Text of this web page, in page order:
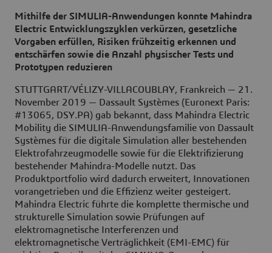
Mithilfe der SIMULIA-Anwendungen konnte Mahindra
Electric Entwicklungszyklen verkürzen, gesetzliche
Vorgaben erfüllen, Risiken frühzeitig erkennen und
entschärfen sowie die Anzahl physischer Tests und
Prototypen reduzieren
STUTTGART/VÉLIZY-VILLACOUBLAY, Frankreich — 21.
November 2019 — Dassault Systèmes (Euronext Paris:
#13065, DSY.PA) gab bekannt, dass Mahindra Electric
Mobility die SIMULIA-Anwendungsfamilie von Dassault
Systèmes für die digitale Simulation aller bestehenden
Elektrofahrzeugmodelle sowie für die Elektrifizierung
bestehender Mahindra-Modelle nutzt. Das
Produktportfolio wird dadurch erweitert, Innovationen
vorangetrieben und die Effizienz weiter gesteigert.
Mahindra Electric führte die komplette thermische und
strukturelle Simulation sowie Prüfungen auf
elektromagnetische Interferenzen und
elektromagnetische Verträglichkeit (EMI-EMC) für